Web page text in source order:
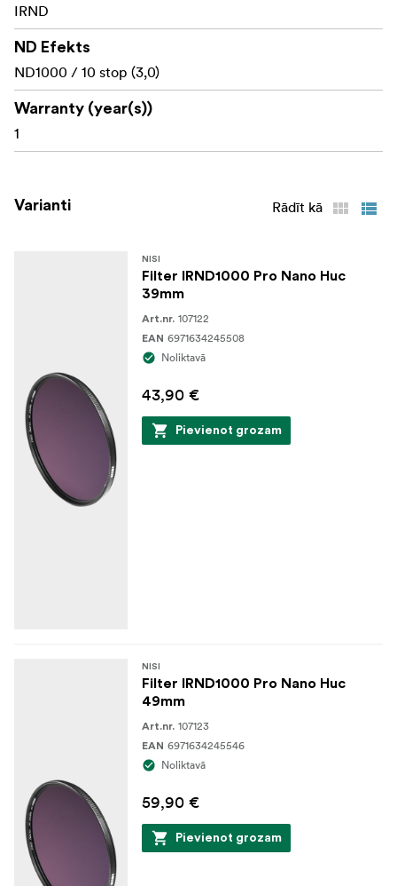
IRND
ND Efekts
ND1000 / 10 stop (3,0)
Warranty (year(s))
1
Varianti Rādīt kā
NISI
Filter IRND1000 Pro Nano Huc
39mm
Art.nr. 107122
EAN 6971634245508
Noliktavā
43,90 €
Pievienot grozam
NISI
Filter IRND1000 Pro Nano Huc
49mm
Art.nr. 107123
EAN 6971634245546
Noliktavā
59,90 €
Pievienot grozam